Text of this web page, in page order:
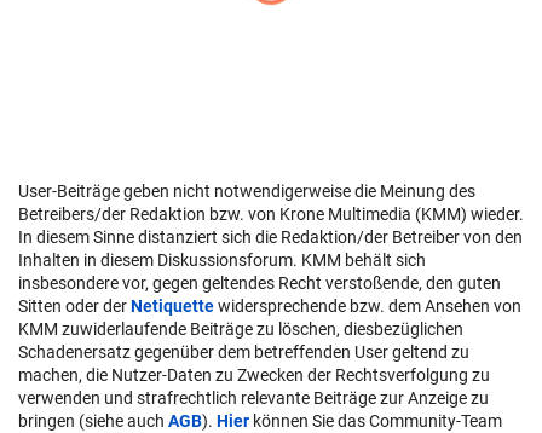
User-Beiträge geben nicht notwendigerweise die Meinung des
Betreibers/der Redaktion bzw. von Krone Multimedia (KMM) wieder.
In diesem Sinne distanziert sich die Redaktion/der Betreiber von den
Inhalten in diesem Diskussionsforum. KMM behält sich
insbesondere vor, gegen geltendes Recht verstoßende, den guten
Sitten oder derNetiquettewidersprechende bzw. dem Ansehen von
KMM zuwiderlaufende Beiträge zu löschen, diesbezüglichen
Schadenersatz gegenüber dem betreffenden User geltend zu
machen, die Nutzer-Daten zu Zwecken der Rechtsverfolgung zu
verwenden und strafrechtlich relevante Beiträge zur Anzeige zu
bringen (siehe auch AGB). Hier können Sie das Community-Team